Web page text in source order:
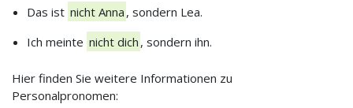
Das ist nicht Anna , sondern Lea.
Ich meinte nicht dich , sondern ihn.
Hier finden Sie weitere Informationen zu
Personalpronomen: